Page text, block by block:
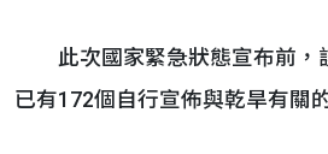
此次國家緊急狀態宣布前，
已有172個自行宣佈與乾旱有關